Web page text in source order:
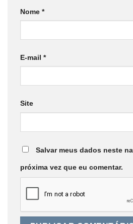
Nome *
E-mail *
Site
Salvar meus dados neste
próxima vez que eu comentar.